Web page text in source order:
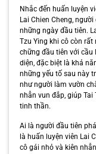
Nhắc đến huấn luyện
Lai Chien Cheng,
những ngày đầu tiên.
Tzu Ying khi cô còn
chững đầu tiên với cầu
diện, đặc biệt là khả
những yếu tố sau này
như người làm vườn
nhẫn vun đắp, giúp Tai
tinh thần.
Ai là người đầu tiên
là huấn luyện viên Lai
cô gái nhỏ và kiên